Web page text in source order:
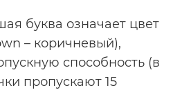
буква означает цвет
– коричневый),
способность (в
пропускают 15